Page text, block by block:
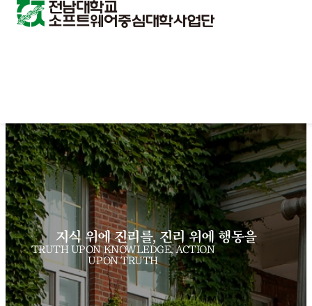
지식 위에 진리를, 진리 위에 행동을
TRUTH UPON KNOWLEDGE, ACTION
UPON TRUTH